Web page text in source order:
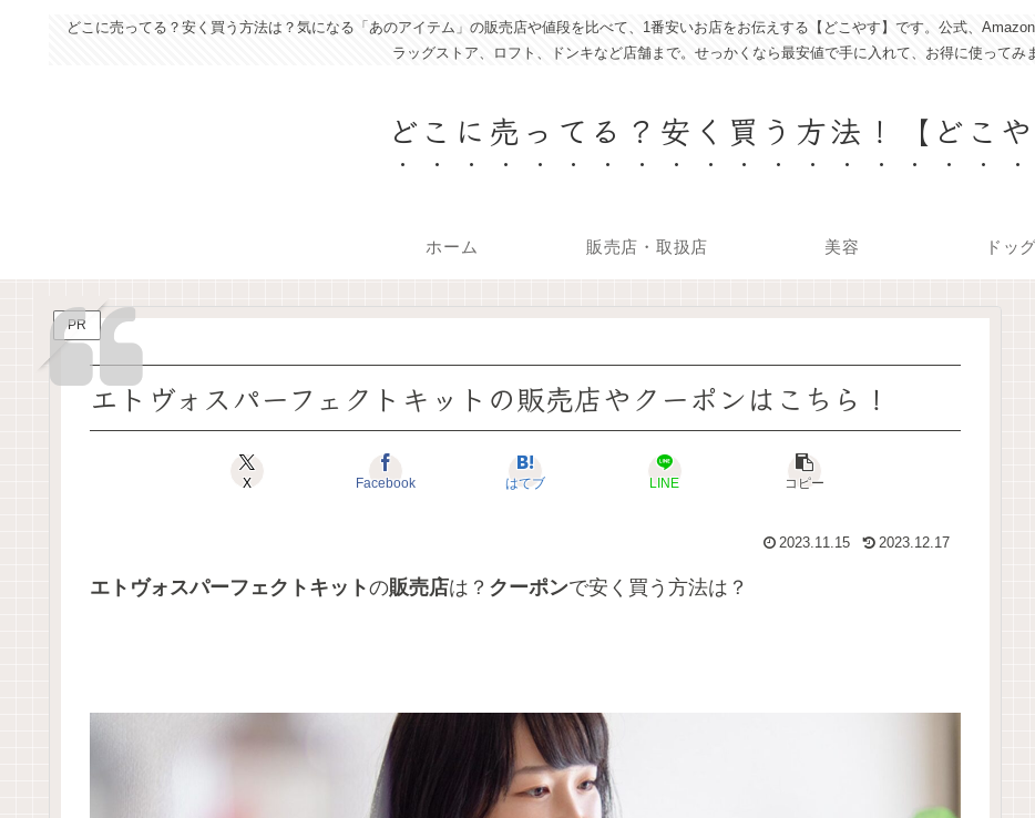
どこに売ってる？安く買う方法は？気になる「あのアイテム」の販売店や値段を比べて、1番安いお店をお伝えする【どこやす】です。公式、
ラッグストア、ロフト、ドンキなど店舗まで。せっかくなら最安値で手に入れて、お得に使ってみ
どこに売ってる？安く買う方法！【どこや
ホーム 販売店・取扱店 美容 ドッ
PR
エトヴォスパーフェクトキットの販売店やクーポンはこちら！
X Facebook はてブ LINE コピー
2023.11.15 2023.12.17
エトヴォスパーフェクトキットの販売店は？ クーポンで安く買う方法は？